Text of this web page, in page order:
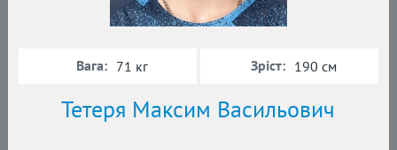
Тетеря Максим Васильович
Вага: 71 кг Зріст: 190 см